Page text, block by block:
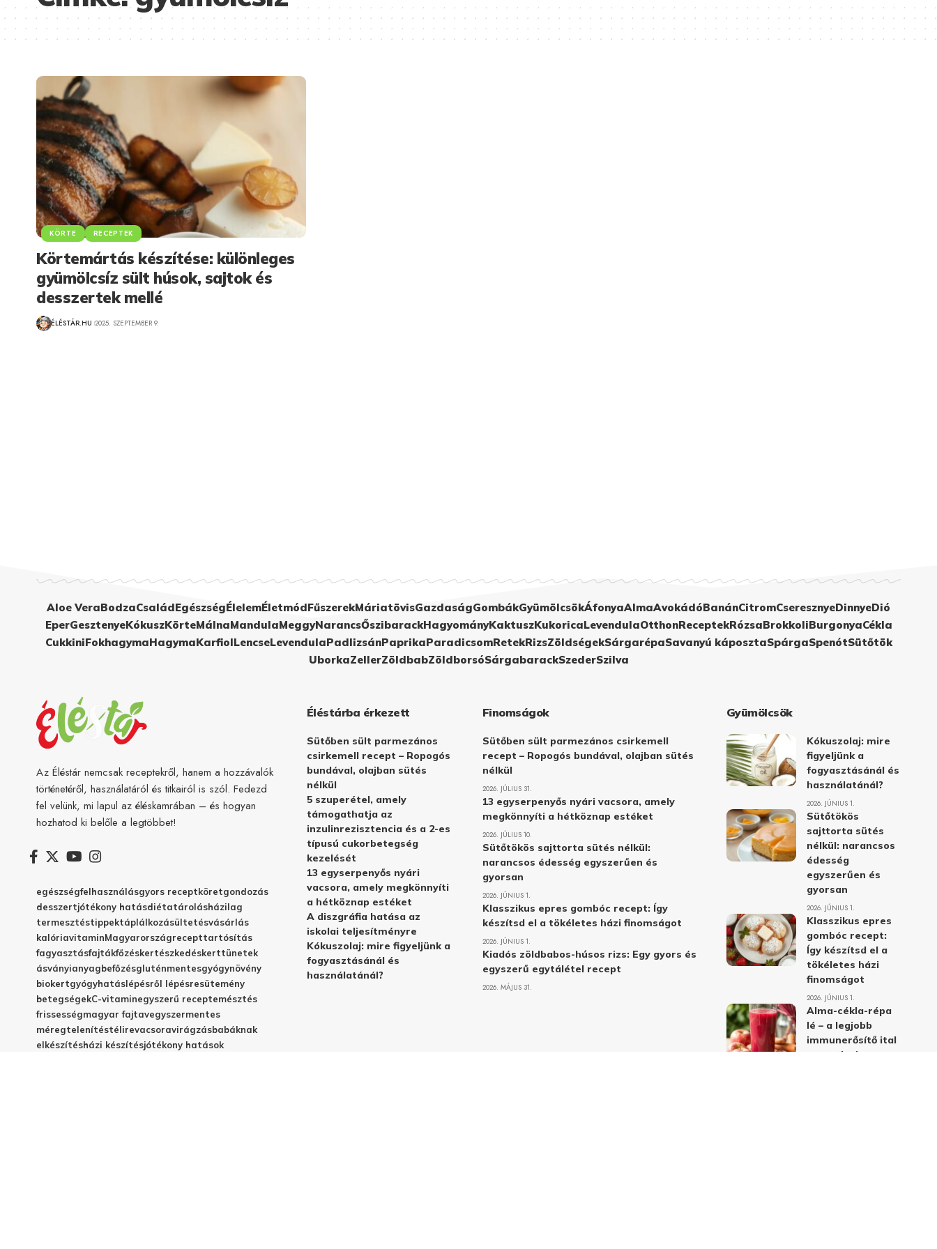
KÖRTE RECEPTEK
Körtemártás készítése: különleges
gyümölcsíz sült húsok, sajtok és
desszertek mellé
ÉLÉSTÁR.HU 2025. SZEPTEMBER 9.
Aloe VeraBodzaCsaládEgészségÉlelemÉletmódFűszerekMáriatövisGazdaságGombákGyümölcsökÁfonyaAlmaAvokádóBanánCitromCseresznyeDinnyeDió
EperGesztenyeKókuszKörteMálnaMandulaMeggyNarancsŐszibarackHagyományKaktuszKukoricaLevendulaOtthonReceptekRózsaBrokkoliBurgonyaCékla
CukkiniFokhagymaHagymaKarfiolLencseLevendulaPadlizsánPaprikaParadicsomRetekRizsZöldségekSárgarépaSavanyú káposztaSpárgaSpenótSütőtök
UborkaZellerZöldbabZöldborsóSárgabarackSzederSzilva
Az Éléstár nemcsak receptekről, hanem a hozzávalók
történetéről, használatáról és titkairól is szól. Fedezd
fel velünk, mi lapul az éléskamrában – és hogyan
hozhatod ki belőle a legtöbbet!
egészségfelhasználásgyors receptköretgondozás
desszertjótékony hatásdiétatárolásházilag
termesztéstippektáplálkozásültetésvásárlás
kalóriavitaminMagyarországrecepttartósítás
fagyasztásfajtákfőzéskertészkedéskerttünetek
ásványianyagbefőzésgluténmentesgyógynövény
biokertgyógyhatáslépésről lépésresütemény
betegségekC-vitaminegyszerű receptemésztés
frissességmagyar fajtavegyszermentes
méregtelenítéstélirevacsoravirágzásbabáknak
elkészítésházi készítésjótékony hatások
Éléstárba érkezett
Sütőben sült parmezános
csirkemell recept – Ropogós
bundával, olajban sütés
nélkül
5 szuperétel, amely
támogathatja az
inzulinrezisztencia és a 2-es
típusú cukorbetegség
kezelését
13 egyserpenyős nyári
vacsora, amely megkönnyíti
a hétköznap estéket
A diszgráfia hatása az
iskolai teljesítményre
Kókuszolaj: mire figyeljünk a
fogyasztásánál és
használatánál?
Finomságok
Sütőben sült parmezános csirkemell
recept – Ropogós bundával, olajban sütés
nélkül
2026. JÚLIUS 31.
13 egyserpenyős nyári vacsora, amely
megkönnyíti a hétköznap estéket
2026. JÚLIUS 10.
Sütőtökös sajttorta sütés nélkül:
narancsos édesség egyszerűen és
gyorsan
2026. JÚNIUS 1.
Klasszikus epres gombóc recept: Így
készítsd el a tökéletes házi finomságot
2026. JÚNIUS 1.
Kiadós zöldbabos-húsos rizs: Egy gyors és
egyszerű egytálétel recept
2026. MÁJUS 31.
Gyümölcsök
Kókuszolaj: mire
figyeljünk a
fogyasztásánál és
használatánál?
2026. JÚNIUS 1.
Sütőtökös
sajttorta sütés
nélkül: narancsos
édesség
egyszerűen és
gyorsan
2026. JÚNIUS 1.
Klasszikus epres
gombóc recept:
Így készítsd el a
tökéletes házi
finomságot
2026. JÚNIUS 1.
Alma-cékla-répa
lé – a legjobb
immunerősítő ital
receptje és